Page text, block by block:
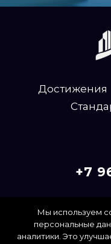
Мы используем
персональные
аналитики. Это
+7
Политика
Достижения